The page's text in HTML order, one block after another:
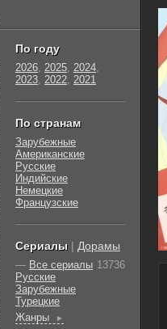
По году
2026, 2025, 2024,
2023, 2022, 2021
По странам
Зарубежные
Американские
Русские
Индийские
Немецкие
Французские
Сериалы | Дорамы
— Все сериалы 13736
Русские
Зарубежные
Турецкие
Жанры
►